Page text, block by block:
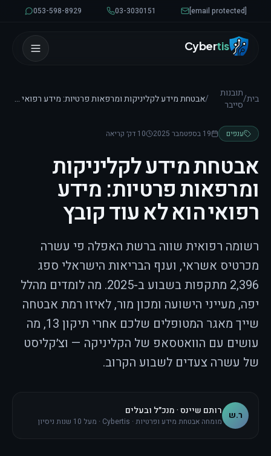
דלגו לתוכן[email protected]
03-3030151
053-598-8929
Cybertis
בית/תובנות
סייבר
/ אבטחת מידע לקליניקות ומרפאות פרטיות: מידע רפואי הוא לא עוד קובץ
ענפים 19 בספטמבר 2025 10 דק׳ קריאה
אבטחת מידע לקליניקות
ומרפאות פרטיות: מידע
רפואי הוא לא עוד קובץ
רשומה רפואית שווה ברשת האפלה פי עשרה
מכרטיס אשראי, וענף הבריאות הישראלי ספג
2,396 מתקפות בשבוע ב-2025. מה לומדים מהלל
יפה, מעייני הישועה ומכון מור, לאיזו רמת אבטחה
שייך מאגר המטופלים שלכם אחרי תיקון 13, מה
עושים עם הוואטסאפ של הקליניקה — וצ׳קליסט
של עשרה צעדים לשבוע הקרוב.
ר.ש רותם שיינס · מנכ״ל ובעלים
מומחה אבטחת מידע ופרטיות · Cybertis · מעל 10 שנות ניסיון